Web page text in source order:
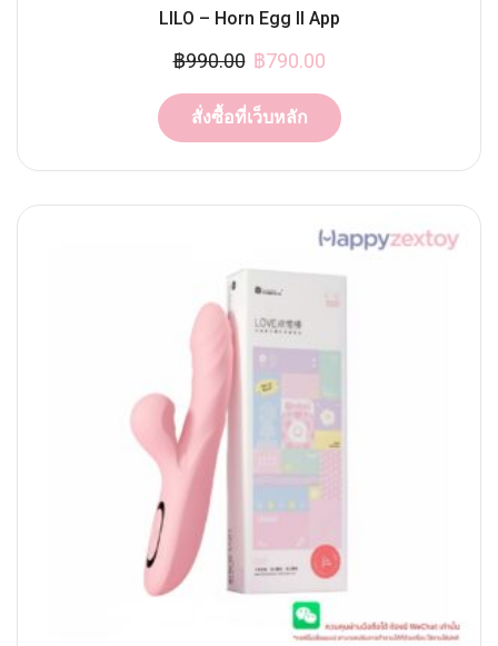
LILO – Horn Egg II App
฿990.00 ฿790.00
สั่งซื้อที่เว็บหลัก